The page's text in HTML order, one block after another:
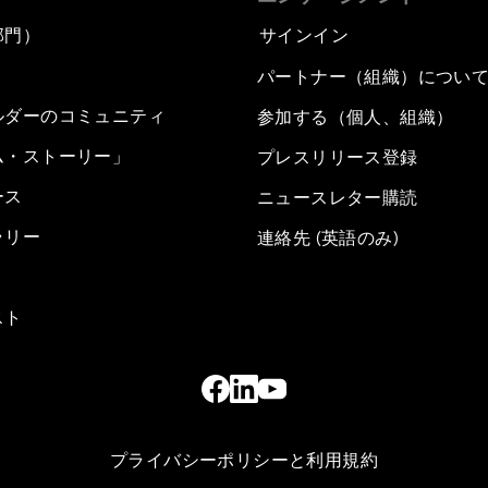
）
ーのコミュニティ
ストーリー」
リー
サインイン
パートナー（組織）につい
参加する（個人、組織）
プレスリリース登録
ニュースレター購読
連絡先 (英語のみ)
プライバシーポリシーと利用規約